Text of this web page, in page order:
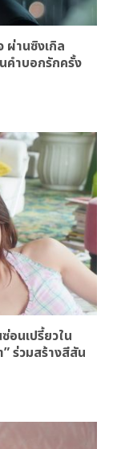
ผ่านซิงเกิล
คำบอกรักครั้ง
อนเปรี้ยวใน
ร่วมสร้างสีสัน